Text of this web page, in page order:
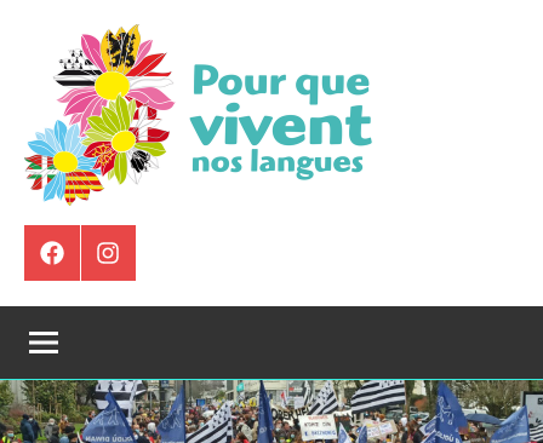
contenu
Pour
Que
Vivent
Nos
Langues
Élément
de
menu
Instagram